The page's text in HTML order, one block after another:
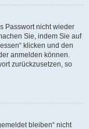
Passwort nicht wieder
Sie, indem Sie auf
klicken und den
anmelden können.
zurückzusetzen, so
bleiben“ nicht